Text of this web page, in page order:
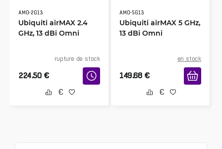
AMO-2G13
Ubiquiti airMAX 2.4
GHz, 13 dBi Omni
rupture de stock
224.50 €
AMO-5G13
Ubiquiti airMAX 5 GHz,
13 dBi Omni
en stock
149.68 €